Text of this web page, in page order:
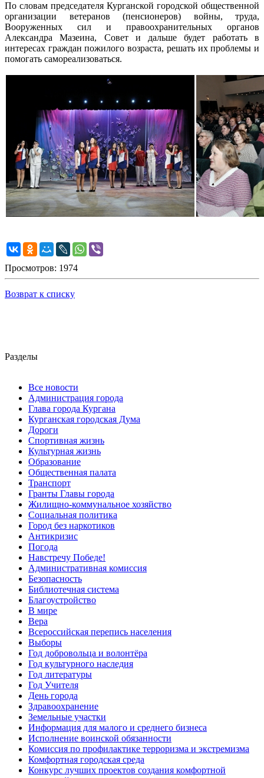
По словам председателя Курганской городской общественной
организации ветеранов (пенсионеров) войны, труда,
Вооруженных сил и правоохранительных органов
Александра Мазеина, Совет и дальше будет работать в
интересах граждан пожилого возраста, решать их проблемы и
помогать самореализоваться.
Просмотров: 1974
Возврат к списку
Разделы
Все новости
Администрация города
Глава города Кургана
Курганская городская Дума
Дороги
Спортивная жизнь
Культурная жизнь
Образование
Общественная палата
Транспорт
Гранты Главы города
Жилищно-коммунальное хозяйство
Социальная политика
Город без наркотиков
Антикризис
Погода
Навстречу Победе!
Административная комиссия
Безопасность
Библиотечная система
Благоустройство
В мире
Вера
Всероссийская перепись населения
Выборы
Год добровольца и волонтёра
Год культурного наследия
Год литературы
Год Учителя
День города
Здравоохранение
Земельные участки
Информация для малого и среднего бизнеса
Исполнение воинской обязанности
Комиссия по профилактике терроризма и экстремизма
Комфортная городская среда
Конкурс лучших проектов создания комфортной